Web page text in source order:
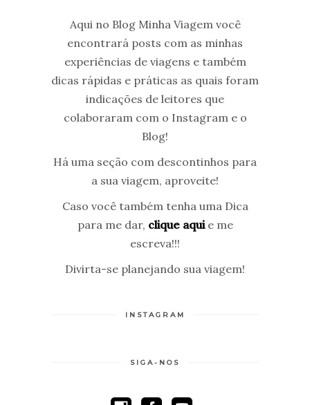
Aqui no Blog Minha Viagem você
encontrará posts com as minhas
experiências de viagens e também
dicas rápidas e práticas as quais foram
indicações de leitores que
colaboraram com o Instagram e o
Blog!
Há uma seção com descontinhos para
a sua viagem, aproveite!
Caso você também tenha uma Dica
para me dar, clique aquie me
escreva!!!
Divirta-se planejando sua viagem!
INSTAGRAM
SIGA-NOS